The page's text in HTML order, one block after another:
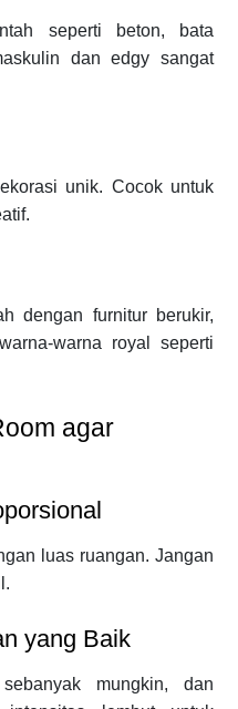
seperti beton, bata
dan edgy sangat
unik. Cocok untuk
dengan furnitur berukir,
warna royal seperti
agar
luas ruangan. Jangan
yang Baik
mungkin, dan